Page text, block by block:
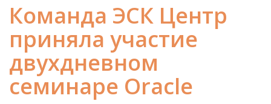
Команда ЭСК Центр
приняла участие
двухдневном
семинаре Oracle